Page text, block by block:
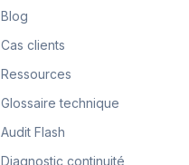
Blog
Cas clients
Ressources
Glossaire technique
Audit Flash
Diagnostic continuité